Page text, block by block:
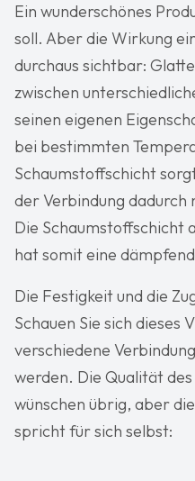
Ein wunderschönes
soll. Aber die Wirkung
durchaus sichtbar:
zwischen
seinen eigenen
bei bestimmten
Schaumstoffschicht
der Verbindung
Die Schaumstoffschicht
hat somit eine
Die Festigkeit und die
Schauen Sie sich dieses
verschiedene
werden. Die Qualität des
wünschen übrig, aber
spricht für sich selbst: